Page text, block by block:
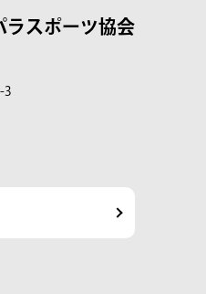
ラスポーツ協会
3